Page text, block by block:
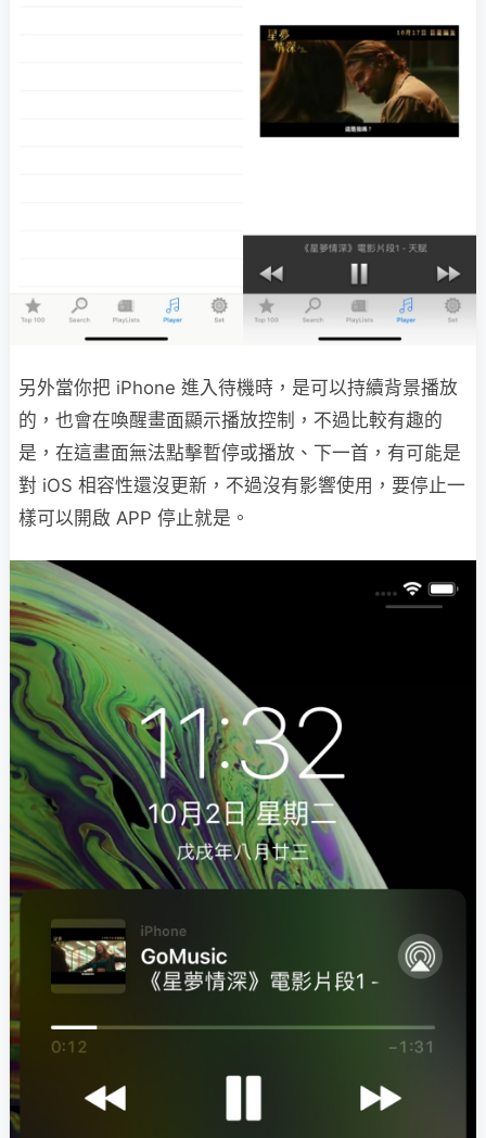
另外當你把 iPhone 進入待機時，是可以持續背景播放
的，也會在喚醒畫面顯示播放控制，不過比較有趣的
是，在這畫面無法點擊暫停或播放、下一首，有可能是
對 iOS 相容性還沒更新，不過沒有影響使用，要停止一
樣可以開啟 APP 停止就是。